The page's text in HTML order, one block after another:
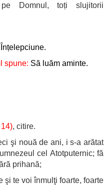
Domnul, toți slujitorii
Înțelepciune.
spune: Să luăm aminte.
, citire.
şi nouă de ani, i s-a arătat
cel Atotputernic; fă
prihană;
şi te voi înmulţi foarte, foarte